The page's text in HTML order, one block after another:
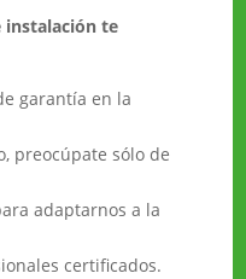
instalación te
garantía en la
preocúpate sólo de
adaptarnos a la
certificados.